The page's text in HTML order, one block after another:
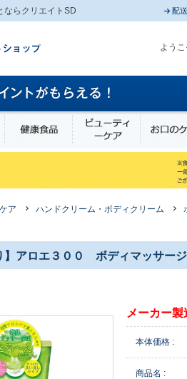
らクリエイトSD 配
よう
コンタクトレンズ健康食品 ビューティ
ア ハンドクリーム・ボディクリーム
】アロエ３００ ボディマッサー
メーカー
本体価格 :
商品名 :